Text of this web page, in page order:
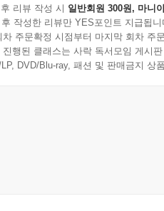
리뷰 작성 시 일반회원 300원, 마니
작성한 리뷰만 YES포인트 지급됩니
차 주문확정 시점부터 마지막 회차 주
행된 클래스는 사락 독서모임 게시
DVD/Blu-ray, 패션 및 판매금지 상